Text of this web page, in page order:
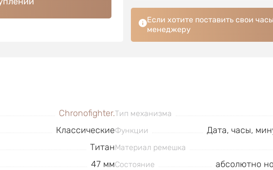
Если хотите поставить свои
менеджеру
Chronofighter.
Классические
Титан
47 мм
Тип механизма
Функции Дата, часы,
Материал ремешка
Состояние абсолютно